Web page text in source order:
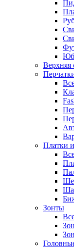
Верхняя
Платки
Зонты